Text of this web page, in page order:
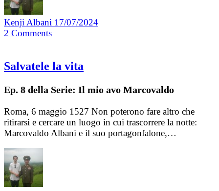
Kenji Albani 17/07/2024
2 Comments
Salvatele la vita
Ep. 8 della Serie: Il mio avo Marcovaldo
Roma, 6 maggio 1527 Non poterono fare altro che
ritirarsi e cercare un luogo in cui trascorrere la notte:
Marcovaldo Albani e il suo portagonfalone,…